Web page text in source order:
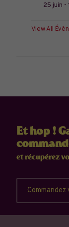
25 juin -
View All
Et hop !
et récupérez
Commandez